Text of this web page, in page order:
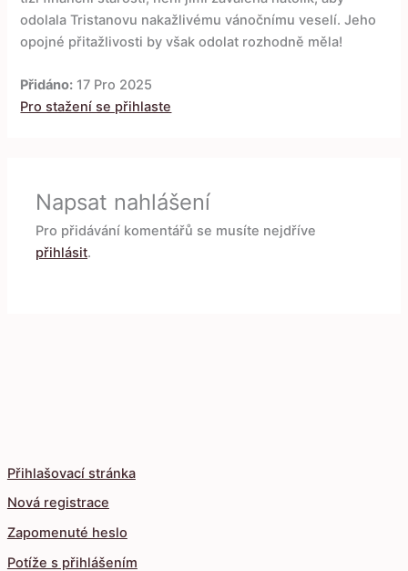
Přihlašovací stránka
Nová registrace
Zapomenuté heslo
Potíže s přihlášením
odolala Tristanovu nakažlivému vánočnímu veselí. Jeho
opojné přitažlivosti by však odolat rozhodně měla!
Přidáno: 17 Pro 2025
Pro stažení se přihlaste
Napsat nahlášení
Pro přidávání komentářů se musíte nejdříve
přihlásit.